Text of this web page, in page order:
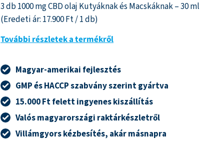
3 db 1000 mg CBD olaj Kutyáknak és Macskáknak – 30 ml
(Eredeti ár: 17.900 Ft / 1 db)
További részletek a termékről
Magyar-amerikai fejlesztés
GMP és HACCP szabvány szerint gyártva
15.000 Ft felett ingyenes kiszállítás
Valós magyarországi raktárkészletről
Villámgyors kézbesítés, akár másnapra